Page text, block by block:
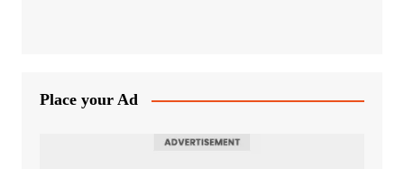
Place your Ad